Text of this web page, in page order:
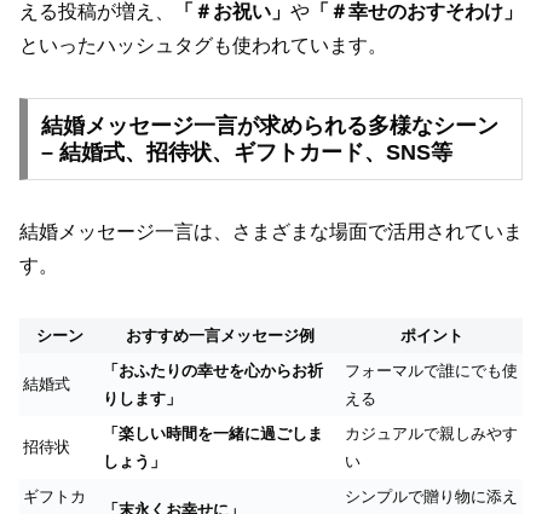
える投稿が増え、
「＃お祝い」 や 「＃幸せのおすそわけ」
といったハッシュタグも使われています。
結婚メッセージ一言が求められる多様なシーン
– 結婚式、招待状、ギフトカード、SNS等
結婚メッセージ一言は、さまざまな場面で活用されていま
す。
シーン おすすめ一言メッセージ例 ポイント
結婚式
「おふたりの幸せを心からお祈
りします」
フォーマルで誰にでも使
える
招待状
「楽しい時間を一緒に過ごしま
しょう」
カジュアルで親しみやす
い
ギフトカ
「末永くお幸せに」
シンプルで贈り物に添え